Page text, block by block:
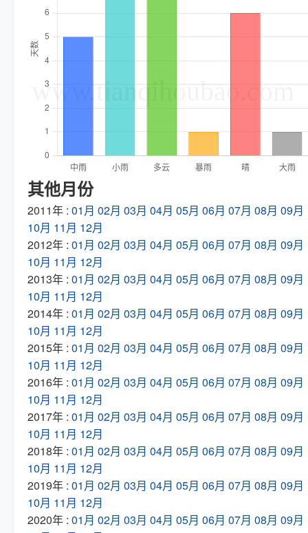
其他月份
2011年 : 01月 02月 03月 04月 05月 06月 07月 08月 09月
10月 11月 12月
2012年 : 01月 02月 03月 04月 05月 06月 07月 08月 09月
10月 11月 12月
2013年 : 01月 02月 03月 04月 05月 06月 07月 08月 09月
10月 11月 12月
2014年 : 01月 02月 03月 04月 05月 06月 07月 08月 09月
10月 11月 12月
2015年 : 01月 02月 03月 04月 05月 06月 07月 08月 09月
10月 11月 12月
2016年 : 01月 02月 03月 04月 05月 06月 07月 08月 09月
10月 11月 12月
2017年 : 01月 02月 03月 04月 05月 06月 07月 08月 09月
10月 11月 12月
2018年 : 01月 02月 03月 04月 05月 06月 07月 08月 09月
10月 11月 12月
2019年 : 01月 02月 03月 04月 05月 06月 07月 08月 09月
10月 11月 12月
2020年 : 01月 02月 03月 04月 05月 06月 07月 08月 09月